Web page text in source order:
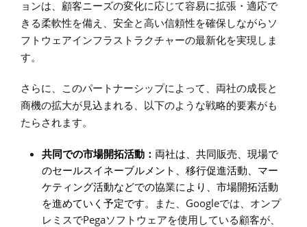
ョンは、顧客ニーズの変化に応じて容易に拡張・適応で
きる柔軟性を備え、安全と高い信頼性を確保しながらソ
フトウェアインフラストラクチャーの最新化を実現しま
す。
さらに、このパートナーシップによって、両社の成長と
商機の拡大が見込まれる、以下のような戦略的要素がも
たらされます。
共同での市場開拓活動： 両社は、共同販売、現場で
のセールスイネーブルメント、移行促進活動、マー
ケティング活動などでの協業に より、市場開拓活動
を進めていく予定です。
また、 Googleでは、オンプ
レミスでPegaソフトウェアを使用している顧客が、